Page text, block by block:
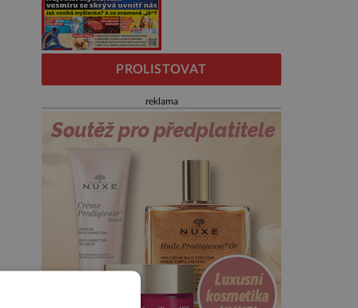
PROLISTOVAT
reklama